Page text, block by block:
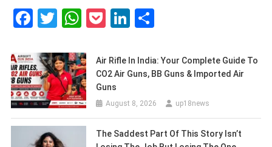
Facebook
Twitter
WhatsApp
PocketLinkedIn
Air Rifle In India: Your Complete Guide To
CO2 Air Guns, BB Guns & Imported Air
Guns
August 8, 2026 up18news
The Saddest Part Of This Story Isn’t